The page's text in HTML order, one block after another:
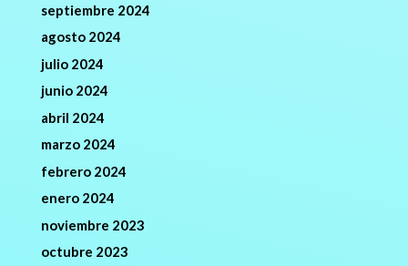
septiembre 2024
agosto 2024
julio 2024
junio 2024
abril 2024
marzo 2024
febrero 2024
enero 2024
noviembre 2023
octubre 2023